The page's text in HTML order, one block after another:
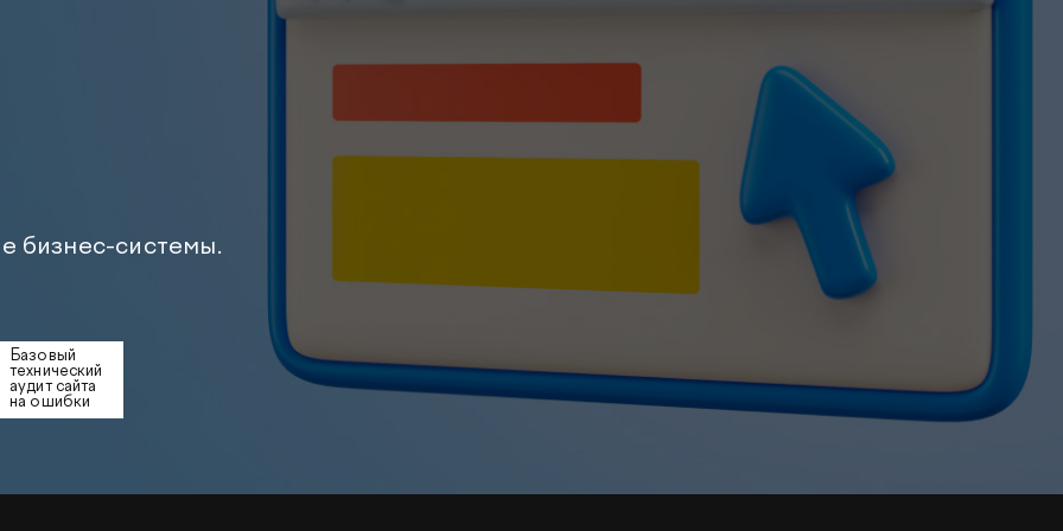
Интеграция и поддержка
умного поиска SearchBooster
Настройка Битрикс24
бизнес-системы.
Базовый
технический
аудит сайта
на ошибки